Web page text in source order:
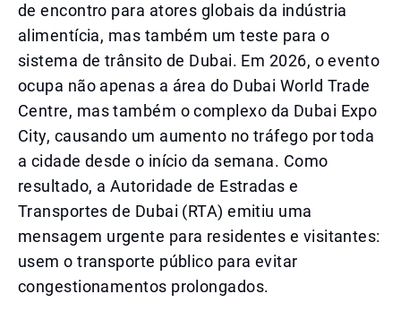
de encontro para atores globais da indústria
alimentícia, mas também um teste para o
sistema de trânsito de Dubai. Em 2026, o evento
ocupa não apenas a área do Dubai World Trade
Centre, mas também o complexo da Dubai Expo
City, causando um aumento no tráfego por toda
a cidade desde o início da semana. Como
resultado, a Autoridade de Estradas e
Transportes de Dubai (RTA) emitiu uma
mensagem urgente para residentes e visitantes:
usem o transporte público para evitar
congestionamentos prolongados.